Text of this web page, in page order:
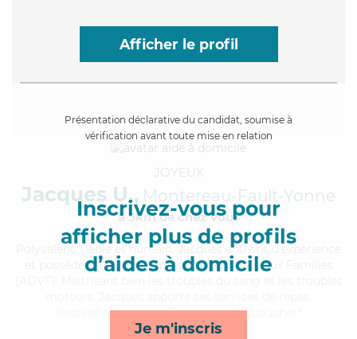
Afficher le profil
Présentation déclarative du candidat, soumise à
vérification avant toute mise en relation
Inscrivez-vous pour
afficher plus de profils
d’aides à domicile
Je m'inscris
JOYEUX
Jacques U., Montereau-Fault-Yonne
à 5km de chez Vous
, fiable et humain, Jacques a 10 ans d'expérience
et possède un diplôme d'Assistante De Vie aux Familles
lessive/repassage, ménage et lever/coucher*